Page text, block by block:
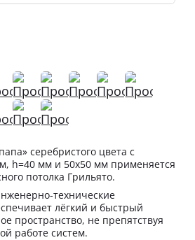
серебристого цвета с
h=40 мм и 50х50 мм применяется
потолка Грильято.
технические
лёгкий и быстрый
пространство, не препятствуя
работе систем.